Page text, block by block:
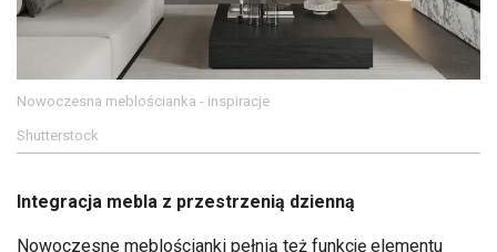
Nowoczesna meblościanka - inspiracje
Shutterstock
Integracja mebla z przestrzenią dzienną
Nowoczesne meblościanki pełnią też funkcję elementu